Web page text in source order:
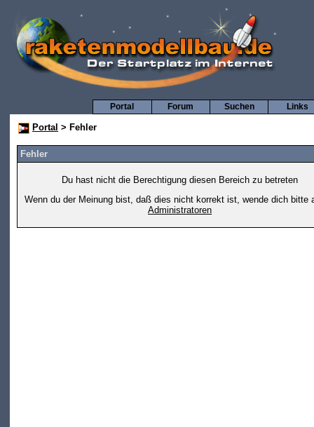
Links
Suchen
Forum
Portal
Portal > Fehler
Fehler
Du hast nicht die Berechtigung diesen Bereich zu betreten
Wenn du der Meinung bist, daß dies nicht korrekt ist, wende dich bitte
Administratoren